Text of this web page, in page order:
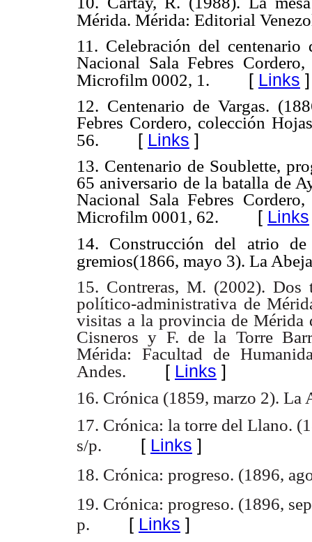
Mérida. Mérida: Editorial
11. Celebración del
Nacional Sala Febres
Microfilm 0002, 1. [ Links ]
12. Centenario de Vargas.
Febres Cordero, colección
56. [ Links ]
13. Centenario de Soublette,
65 aniversario de la batalla de
Nacional Sala Febres
Microfilm 0001, 62. [ Links
14. Construcción del atrio
gremios(1866, mayo 3). La
15. Contreras, M. (2002).
político-administrativa de
visitas a la provincia de Mérida
Cisneros y F. de la Torre
Mérida: Facultad de
Andes. [ Links ]
16. Crónica (1859, marzo 2). La
17. Crónica: la torre del Llano.
s/p. [ Links ]
18. Crónica: progreso. (1896,
19. Crónica: progreso. (1896,
p. [ Links ]